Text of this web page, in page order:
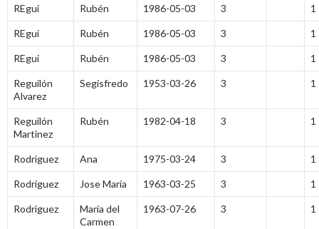
REgui Rubén 1986-05-03 3 1
REgui Rubén 1986-05-03 3 1
REgui Rubén 1986-05-03 3 1
Reguilón
Alvarez
Segisfredo 1953-03-26 3 1
Reguilón
Martinez
Rubén 1982-04-18 3 1
Rodriguez Ana 1975-03-24 3 1
Rodriguez Jose María 1963-03-25 3 1
Rodriguez
María del
Carmen
1963-07-26 3 1